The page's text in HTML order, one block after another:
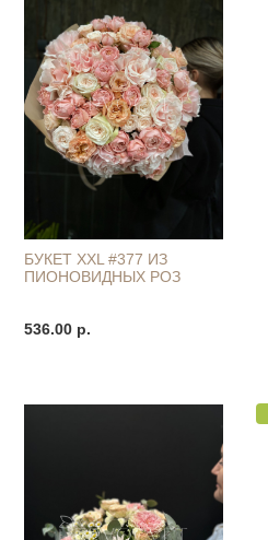
БУКЕТ XXL #377 ИЗ
ПИОНОВИДНЫХ РОЗ
536.00 р.